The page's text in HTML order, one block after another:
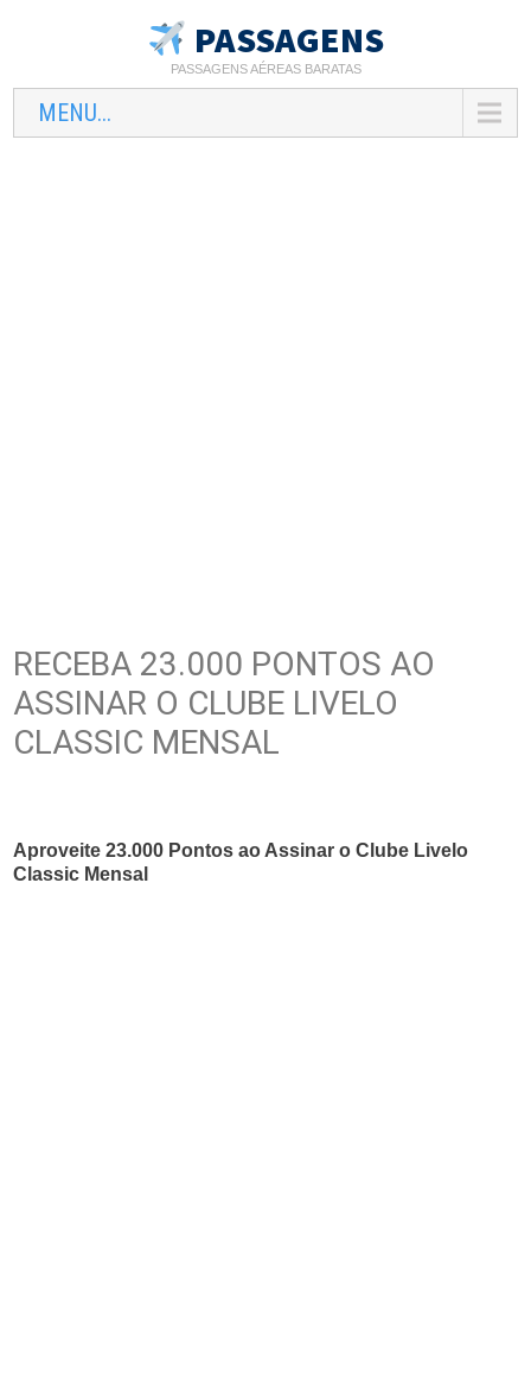
PASSAGENS
PASSAGENS AÉREAS BARATAS
MENU...
RECEBA 23.000 PONTOS AO
ASSINAR O CLUBE LIVELO
CLASSIC MENSAL
Aproveite 23.000 Pontos ao Assinar o Clube Livelo
Classic Mensal